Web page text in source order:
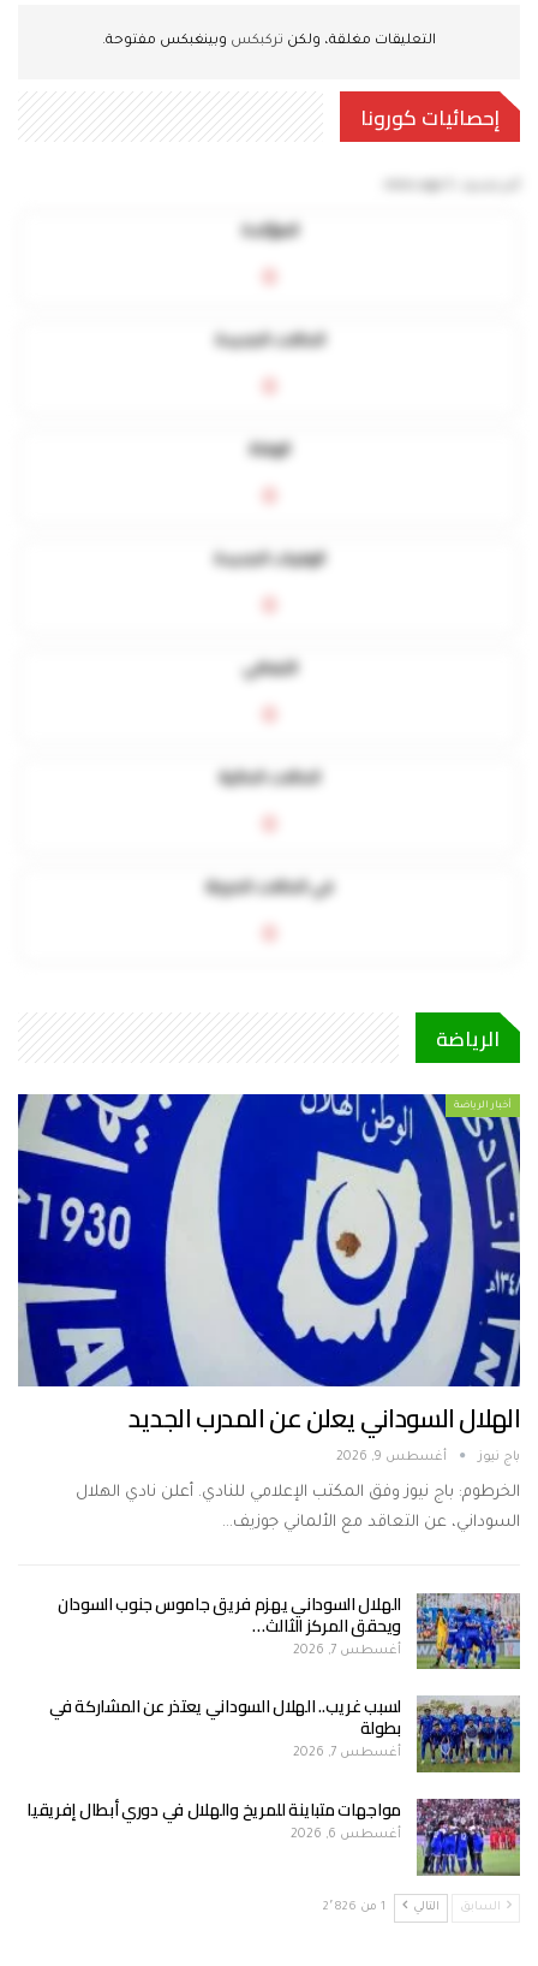
التعليقات مغلقة، ولكن تركبكس وبينغبكس مفتوحة.
إحصائيات كورونا
التعافي
في الحالات الحرجة
الرياضة
أخبار الرياضة
الهلال السوداني يعلن عن المدرب الجديد
باج نيوز أغسطس 9, 2026
الخرطوم: باج نيوز وفق المكتب الإعلامي للنادي. أعلن نادي الهلال
السوداني، عن التعاقد مع الألماني جوزيف…
الهلال السوداني يهزم فريق جاموس جنوب السودان
ويحقق المركز الثالث…
أغسطس 7, 2026
لسبب غريب.. الهلال السوداني يعتذر عن المشاركة في
بطولة
أغسطس 7, 2026
مواجهات متباينة للمريخ والهلال في دوري أبطال إفريقيا
أغسطس 6, 2026
السابق التالي 1 من 2٬826